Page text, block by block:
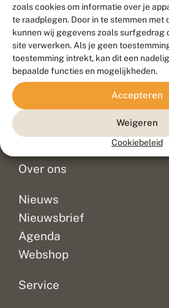
zoals cookies om informatie over je
te raadplegen. Door in te stemmen met
kunnen wij gegevens zoals surfgedrag
site verwerken. Als je geen
toestemming intrekt, kan dit een
bepaalde functies en mogelijkheden.
Accepteren
Weigeren
Cookiebeleid
Contact
Veelgestelde vragen
Doneer
Over ons
Nieuws
Nieuwsbrief
Agenda
Webshop
Service
Meld waarnemingen
© 2026
Duurzaam ontwikkeld door
Blue Field
Privacy
Disclaimer
Sitemap